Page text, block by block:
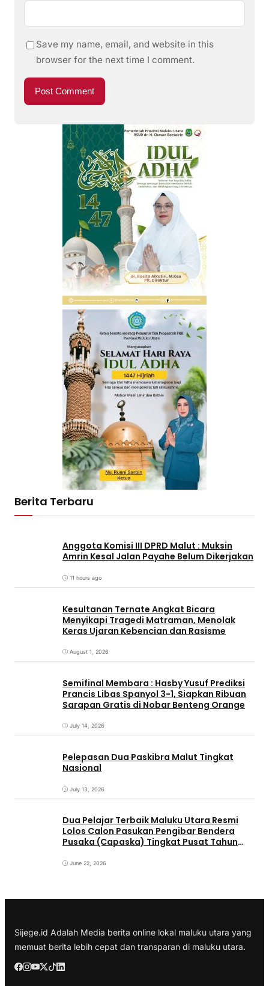
Save my name, email, and website in this
browser for the next time I comment.
Berita Terbaru
Anggota Komisi III DPRD Malut : Muksin
Amrin Kesal Jalan Payahe Belum Dikerjakan
11 hours ago
Kesultanan Ternate Angkat Bicara
Menyikapi Tragedi Matraman, Menolak
Keras Ujaran Kebencian dan Rasisme
August 1, 2026
Semifinal Membara : Hasby Yusuf Prediksi
Prancis Libas Spanyol 3-1, Siapkan Ribuan
Sarapan Gratis di Nobar Benteng Orange
July 14, 2026
Pelepasan Dua Paskibra Malut Tingkat
Nasional
July 13, 2026
Dua Pelajar Terbaik Maluku Utara Resmi
Lolos Calon Pasukan Pengibar Bendera
Pusaka (Capaska) Tingkat Pusat Tahun
June 22, 2026
Sijege.id Adalah Media berita online lokal maluku utara yang
memuat berita lebih cepat dan transparan di maluku utara.